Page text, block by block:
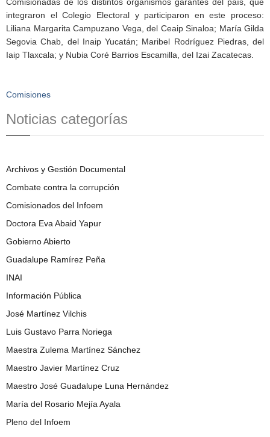
integraron el Colegio Electoral y participaron en este proceso:
Liliana Margarita Campuzano Vega, del Ceaip Sinaloa; María Gilda
Segovia Chab, del Inaip Yucatán; Maribel Rodríguez Piedras, del
Iaip Tlaxcala; y Nubia Coré Barrios Escamilla, del Izai Zacatecas.
Comisiones
Noticias categorías
Archivos y Gestión Documental
Combate contra la corrupción
Comisionados del Infoem
Doctora Eva Abaid Yapur
Gobierno Abierto
Guadalupe Ramírez Peña
INAI
Información Pública
José Martínez Vilchis
Luis Gustavo Parra Noriega
Maestra Zulema Martínez Sánchez
Maestro Javier Martínez Cruz
Maestro José Guadalupe Luna Hernández
María del Rosario Mejía Ayala
Pleno del Infoem